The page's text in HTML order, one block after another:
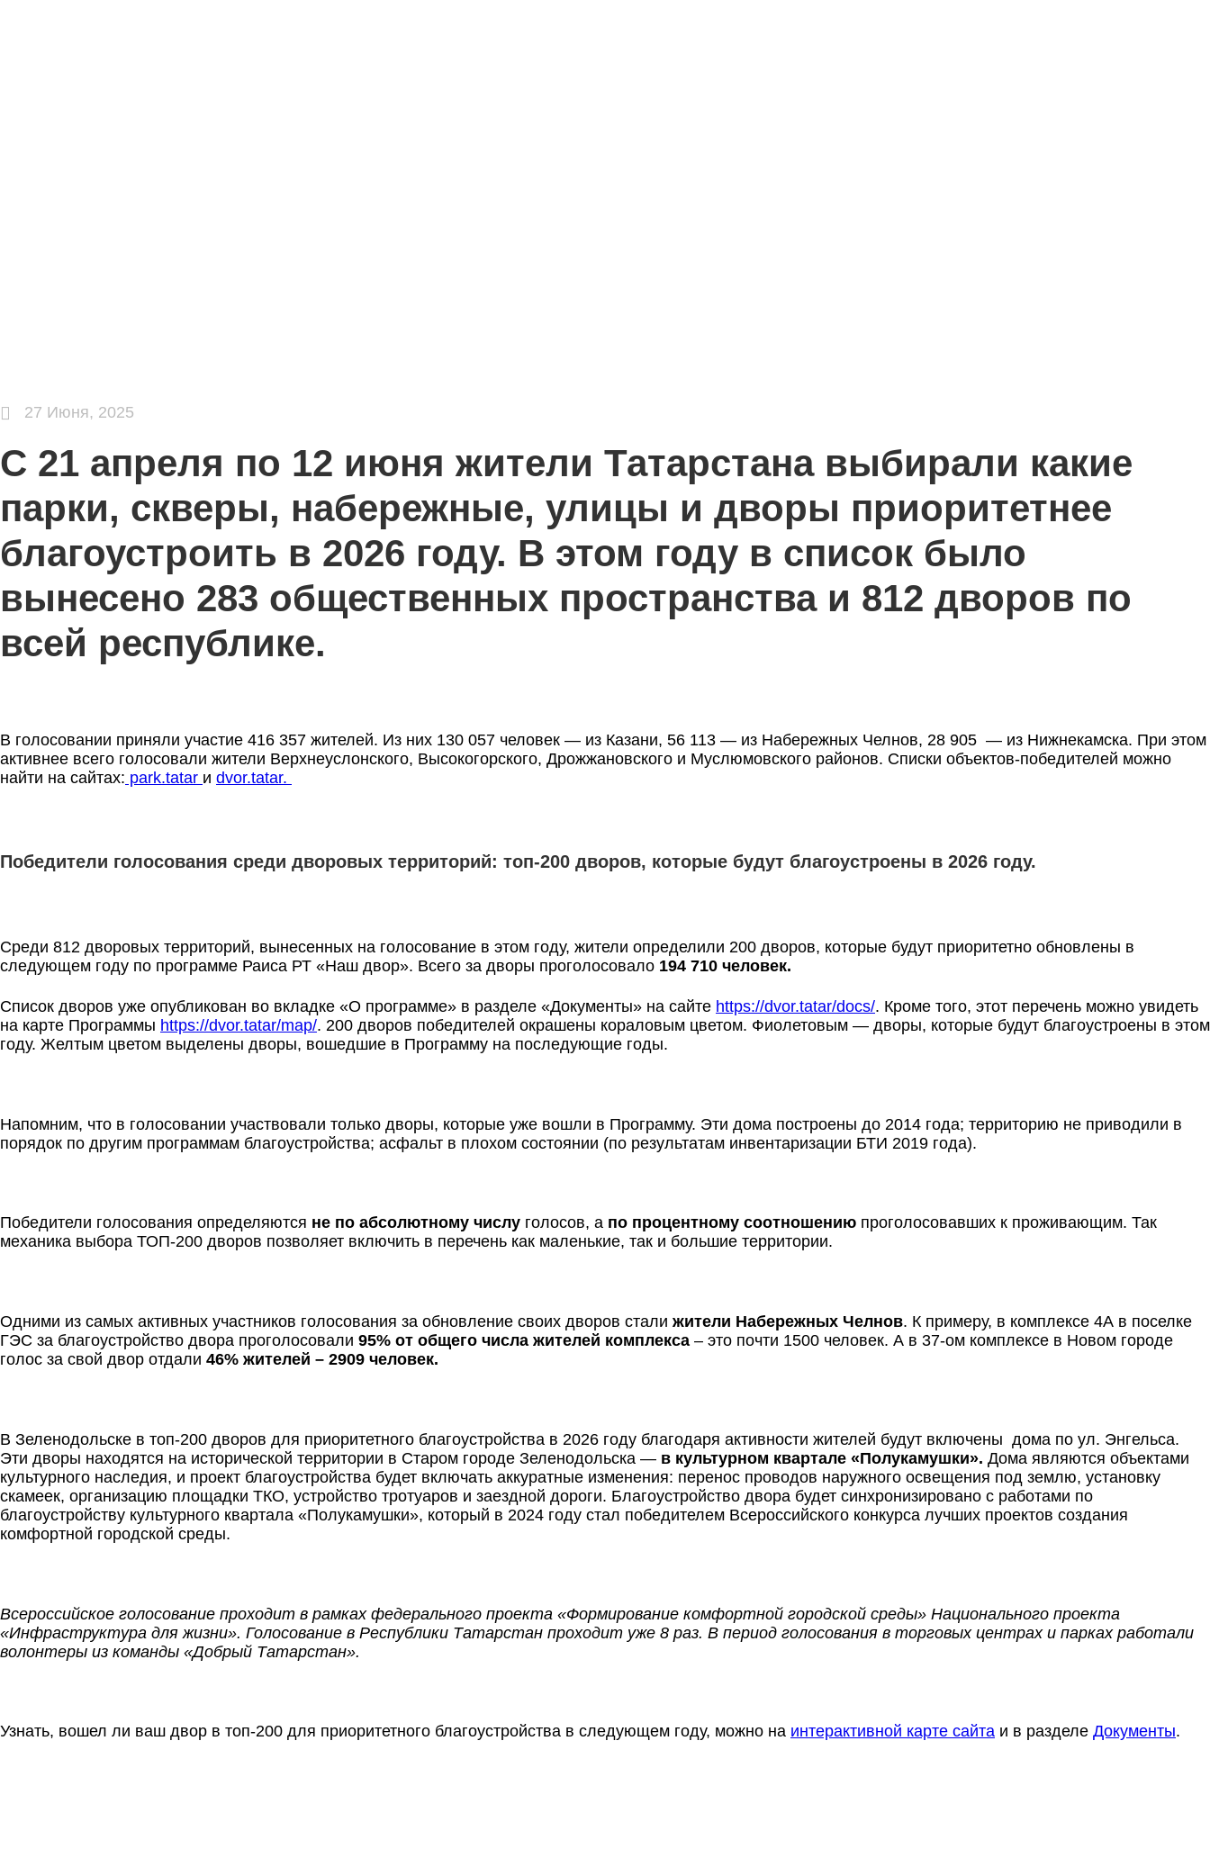
27 Июня, 2025
С 21 апреля по 12 июня жители Татарстана выбирали какие
парки, скверы, набережные, улицы и дворы приоритетнее
благоустроить в 2026 году. В этом году в список было
вынесено 283 общественных пространства и 812 дворов по
всей республике.
В голосовании приняли участие 416 357 жителей. Из них 130 057 человек — из Казани, 56 113 — из Набережных Челнов, 28 905 — из Нижнекамска. При этом
активнее всего голосовали жители Верхнеуслонского, Высокогорского, Дрожжановского и Муслюмовского районов. Списки объектов-победителей можно
найти на сайтах: park.tatar и dvor.tatar.
Победители голосования среди дворовых территорий: топ-200 дворов, которые будут благоустроены в 2026 году.
Среди 812 дворовых территорий, вынесенных на голосование в этом году, жители определили 200 дворов, которые будут приоритетно обновлены в
следующем году по программе Раиса РТ «Наш двор». Всего за дворы проголосовало 194 710 человек.
Список дворов уже опубликован во вкладке «О программе» в разделе «Документы» на сайте https://dvor.tatar/docs/. Кроме того, этот перечень можно увидеть
на карте Программы https://dvor.tatar/map/. 200 дворов победителей окрашены кораловым цветом. Фиолетовым — дворы, которые будут благоустроены в этом
году. Желтым цветом выделены дворы, вошедшие в Программу на последующие годы.
Напомним, что в голосовании участвовали только дворы, которые уже вошли в Программу. Эти дома построены до 2014 года; территорию не приводили в
порядок по другим программам благоустройства; асфальт в плохом состоянии (по результатам инвентаризации БТИ 2019 года).
Победители голосования определяются не по абсолютному числу голосов, а по процентному соотношению проголосовавших к проживающим. Так
механика выбора ТОП-200 дворов позволяет включить в перечень как маленькие, так и большие территории.
Одними из самых активных участников голосования за обновление своих дворов стали жители Набережных Челнов. К примеру, в комплексе 4А в поселке
ГЭС за благоустройство двора проголосовали 95% от общего числа жителей комплекса – это почти 1500 человек. А в 37-ом комплексе в Новом городе
голос за свой двор отдали 46% жителей – 2909 человек.
В Зеленодольске в топ-200 дворов для приоритетного благоустройства в 2026 году благодаря активности жителей будут включены дома по ул. Энгельса.
Эти дворы находятся на исторической территории в Старом городе Зеленодольска — в культурном квартале «Полукамушки». Дома являются объектами
культурного наследия, и проект благоустройства будет включать аккуратные изменения: перенос проводов наружного освещения под землю, установку
скамеек, организацию площадки ТКО, устройство тротуаров и заездной дороги. Благоустройство двора будет синхронизировано с работами по
благоустройству культурного квартала «Полукамушки», который в 2024 году стал победителем Всероссийского конкурса лучших проектов создания
комфортной городской среды.
Всероссийское голосование проходит в рамках федерального проекта «Формирование комфортной городской среды» Национального проекта
«Инфраструктура для жизни». Голосование в Республики Татарстан проходит уже 8 раз. В период голосования в торговых центрах и парках работали
волонтеры из команды «Добрый Татарстан».
Узнать, вошел ли ваш двор в топ-200 для приоритетного благоустройства в следующем году, можно на интерактивной карте сайта и в разделе Документы.